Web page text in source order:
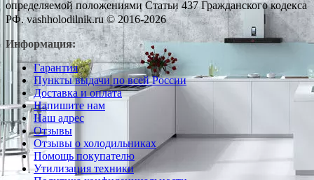
определяемой положениями Статьи 437 Гражданского кодекса
РФ. vashholodilnik.ru © 2016-2026
Информация:
Гарантия
Пункты выдачи по всей России
Доставка и оплата
Напишите нам
Наш адрес
Отзывы
Отзывы о холодильниках
Помощь покупателю
Утилизация техники